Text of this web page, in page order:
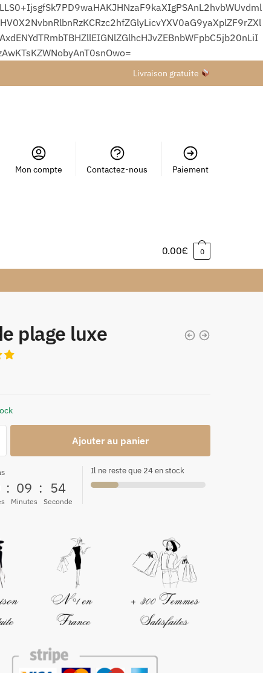
Livraison gratuite
Mon compte Contactez-nous Paiement
0.00€ 0
plage luxe
Ajouter au panier
: 09
Minutes
: 53
Seconde
Il ne reste que 24 en stock